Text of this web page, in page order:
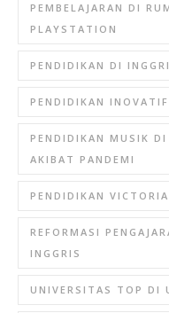
PEMBELAJARAN DI
PLAYSTATION
PENDIDIKAN DI
PENDIDIKAN
PENDIDIKAN MUSIK
AKIBAT PANDEMI
PENDIDIKAN VICTORIA
REFORMASI
INGGRIS
UNIVERSITAS TOP DI